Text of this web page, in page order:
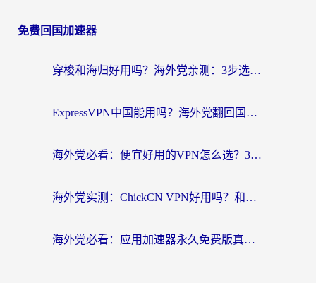
免费回国加速器
穿梭和海归好用吗？海外党亲测：3步选对回国加速器，无缝刷国内剧玩手游
ExpressVPN中国能用吗？海外党翻回国内的加速器选择指南（附番茄加速器实测）
海外党必看：便宜好用的VPN怎么选？3步解决回国访问难题+Steam改区技巧
海外党实测：ChickCN VPN好用吗？和OurPlay VPN对比哪个回国效果更好？附避坑指南
海外党必看：应用加速器永久免费版真的靠谱吗？教你选对回国加速器无缝刷国内资源